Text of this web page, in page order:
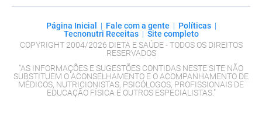
Página Inicial | Fale com a gente | Políticas |
Tecnonutri Receitas | Site completo
COPYRIGHT 2004/2026 DIETA E SAÚDE - TODOS OS DIREITOS
RESERVADOS
"AS INFORMAÇÕES E SUGESTÕES CONTIDAS NESTE SITE NÃO
SUBSTITUEM O ACONSELHAMENTO E O ACOMPANHAMENTO DE
MÉDICOS, NUTRICIONISTAS, PSICÓLOGOS, PROFISSIONAIS DE
EDUCAÇÃO FÍSICA E OUTROS ESPECIALISTAS."